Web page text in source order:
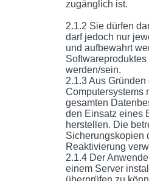
zugänglich ist.
2.1.2 Sie dürfen
darf jedoch nur
und aufbewahrt
werden/sein.
2.1.3 Aus
Computersystems
gesamten
den Einsatz eines
herstellen. Die
Sicherungskopien
Reaktivierung
2.1.4 Der
einem Server